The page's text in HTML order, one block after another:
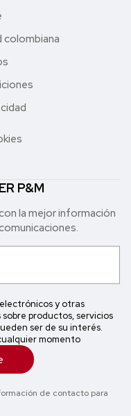
colombiana
P&M
la mejor in formación
y otras
sobre productos, servicios
ser de su interés.
momento
de contacto para